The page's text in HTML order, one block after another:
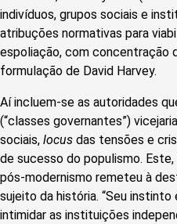
indivíduos, grupos sociais e
atribuções normativas para
espoliação, com concentração
formulação de David Harvey.
Aí incluem-se as autoridades
(“classes governantes”)
sociais, locus das tensões e
de sucesso do populismo.
pós-modernismo remeteu à
sujeito da história. “Seu instinto
intimidar as instituições